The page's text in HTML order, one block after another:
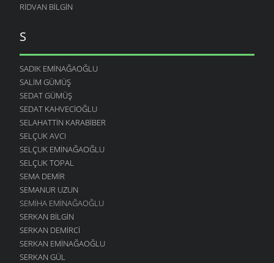
RIDVAN BILGIN
S
SADIK EMINAĞAOĞLU
SALIM GÜMÜŞ
SEDAT GÜMÜŞ
SEDAT KAHVECIOĞLU
SELAHATTIN KARABIBER
SELÇUK AVCI
SELÇUK EMINAĞAOĞLU
SELÇUK TOPAL
SEMA DEMIR
SEMANUR UZUN
SEMIHA EMINAĞAOĞLU
SERKAN BILGIN
SERKAN DEMIRCI
SERKAN EMINAĞAOĞLU
SERKAN GÜL